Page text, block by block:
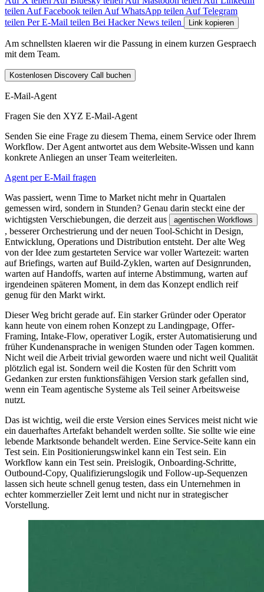
teilen Auf Facebook teilen Auf WhatsApp teilen Auf Telegram
teilen Per E-Mail teilen Bei Hacker News teilen Link kopieren
Am schnellsten klaeren wir die Passung in einem kurzen Gespraech
mit dem Team.
Kostenlosen Discovery Call buchen
E-Mail-Agent
Fragen Sie den XYZ E-Mail-Agent
Senden Sie eine Frage zu diesem Thema, einem Service oder Ihrem
Workflow. Der Agent antwortet aus dem Website-Wissen und kann
konkrete Anliegen an unser Team weiterleiten.
Agent per E-Mail fragen
Was passiert, wenn Time to Market nicht mehr in Quartalen
gemessen wird, sondern in Stunden? Genau darin steckt eine der
wichtigsten Verschiebungen, die derzeit aus agentisc hen Workf ows
, besserer Orchestrierung und der neuen Tool-Schicht in Design,
Entwicklung, Operations und Distribution entsteht. Der alte Weg
von der Idee zum gestarteten Service war voller Wartezeit: warten
auf Briefings, warten auf Build-Zyklen, warten auf Designrunden,
warten auf Handoffs, warten auf interne Abstimmung, warten auf
irgendeinen späteren Moment, in dem das Konzept endlich reif
genug für den Markt wirkt.
Dieser Weg bricht gerade auf. Ein starker Gründer oder Operator
kann heute von einem rohen Konzept zu Landingpage, Offer-
Framing, Intake-Flow, operativer Logik, erster Automatisierung und
früher Kundenansprache in wenigen Stunden oder Tagen kommen.
Nicht weil die Arbeit trivial geworden waere und nicht weil Qualität
plötzlich egal ist. Sondern weil die Kosten für den Schritt vom
Gedanken zur ersten funktionsfähigen Version stark gefallen sind,
wenn ein Team agentische Systeme als Teil seiner Arbeitsweise
nutzt.
Das ist wichtig, weil die erste Version eines Services meist nicht wie
ein dauerhaftes Artefakt behandelt werden sollte. Sie sollte wie eine
lebende Marktsonde behandelt werden. Eine Service-Seite kann ein
Test sein. Ein Positionierungswinkel kann ein Test sein. Ein
Workflow kann ein Test sein. Preislogik, Onboarding-Schritte,
Outbound-Copy, Qualifizierungslogik und Follow-up-Sequenzen
lassen sich heute schnell genug testen, dass ein Unternehmen in
echter kommerzieller Zeit lernt und nicht nur in strategischer
Vorstellung.